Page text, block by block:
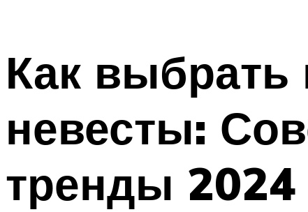
Как выбрать
невесты:
тренды 2024